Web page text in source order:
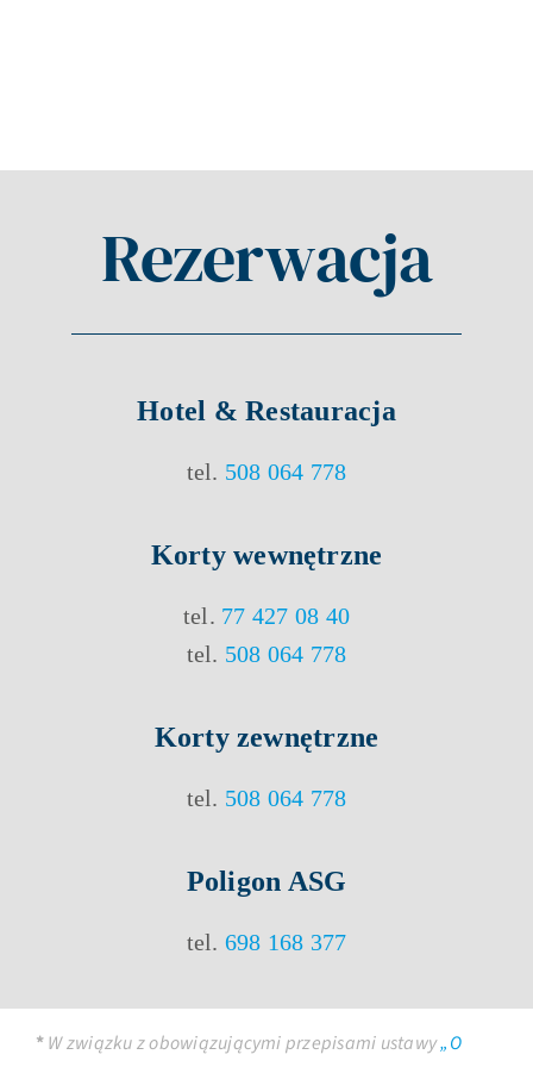
Rezerwacja
Hotel & Restauracja
tel. 508 064 778
Kortywewnętrzne
tel. 77 427 08 40
tel. 508 064 778
Korty zewnętrzne
tel. 508 064 778
Poligon ASG
tel. 698 168 377
*W związku z obowiązującymi przepisami ustawy„O